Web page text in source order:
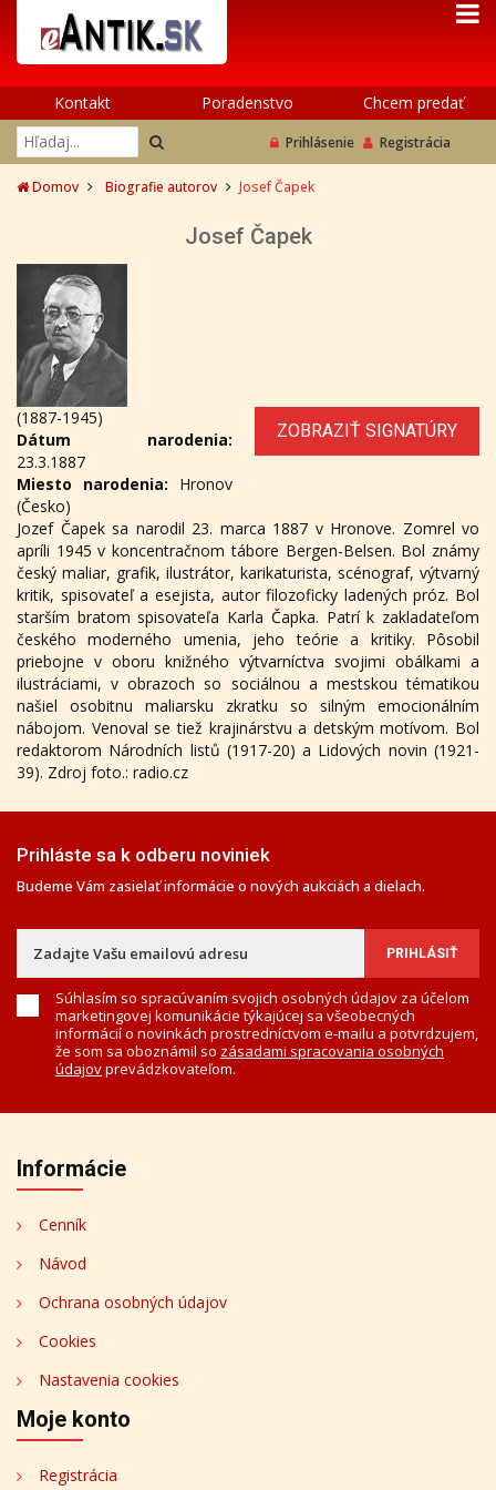
Kontakt Poradenstvo Chcem predať
Prihlásenie Registrácia
Domov Biografie autorov Josef Čapek
Josef Čapek
ZOBRAZIŤ SIGNATÚRY
(1887-1945)
Dátum narodenia:
23.3.1887
Miesto narodenia: Hronov
(Česko)
Jozef Čapek sa narodil 23. marca 1887 v Hronove. Zomrel vo
apríli 1945 v koncentračnom tábore Bergen-Belsen. Bol známy
český maliar, grafik, ilustrátor, karikaturista, scénograf, výtvarný
kritik, spisovateľ a esejista, autor filozoficky ladených próz. Bol
starším bratom spisovateľa Karla Čapka. Patrí k zakladateľom
českého moderného umenia, jeho teórie a kritiky. Pôsobil
priebojne v oboru knižného výtvarníctva svojimi obálkami a
ilustráciami, v obrazoch so sociálnou a mestskou tématikou
našiel osobitnu maliarsku zkratku so silným emocionálním
nábojom. Venoval se tiež krajinárstvu a detským motívom. Bol
redaktorom Národních listů (1917-20) a Lidových novin (1921-
39). Zdroj foto.: radio.cz
Prihláste sa k odberu noviniek
Budeme Vám zasielať informácie o nových aukciách a dielach.
Súhlasím so spracúvaním svojich osobných údajov za účelom
marketingovej komunikácie týkajúcej sa všeobecných
informácií o novinkách prostredníctvom e-mailu a potvrdzujem,
že som sa oboznámil so zásadami spracovania osobných
údajovprevádzkovateľom.
Informácie
Cenník
Návod
Ochrana osobných údajov
Cookies
Nastavenia cookies
Moje konto
Registrácia